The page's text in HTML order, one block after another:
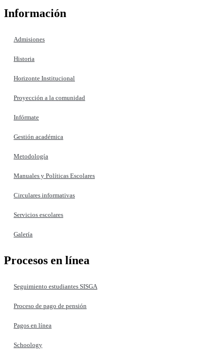
Información
Admisiones
Historia
Horizonte Institucional
Proyección a la comunidad
Infórmate
Gestión académica
Metodología
Manuales y Políticas Escolares
Circulares informativas
Servicios escolares
Galería
Procesos en línea
Seguimiento estudiantes SISGA
Proceso de pago de pensión
Pagos en línea
Schoology